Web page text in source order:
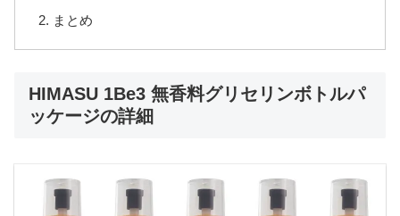
まとめ
HIMASU 1Be3 無香料グリセリンボトルパ
ッケージの詳細